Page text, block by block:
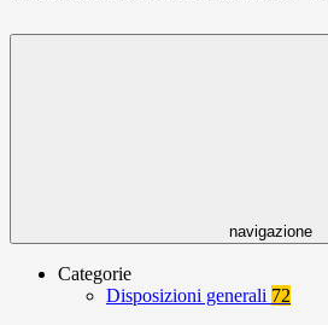
navigazione
Categorie
Disposizioni generali 72